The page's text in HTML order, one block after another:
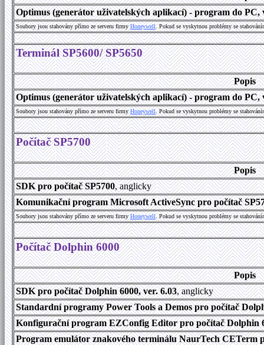
Optimus (generátor uživatelských aplikací) - program do PC,
Soubory jsou stahovány přímo ze serveru firmyHoneywell. Pokud se vyskytnou problémy se
Terminál SP5600/ SP5650
Popis
Optimus (generátor uživatelských aplikací) - program do PC,
Soubory jsou stahovány přímo ze serveru firmyHoneywell. Pokud se vyskytnou problémy se
Počítač SP5700
Popis
SDK pro počítač SP5700, anglicky
Komunikační program Microsoft ActiveSync pro počítač
Soubory jsou stahovány přímo ze serveru firmyHoneywell. Pokud se vyskytnou problémy se
Počítač Dolphin 6000
Popis
SDK pro počítač Dolphin 6000, ver. 6.03, anglicky
Standardní programy Power Tools a Demos pro počítač
Konfigurační program EZConfig Editor pro počítač Dolphin
Program emulátor znakového terminálu NaurTech CETerm